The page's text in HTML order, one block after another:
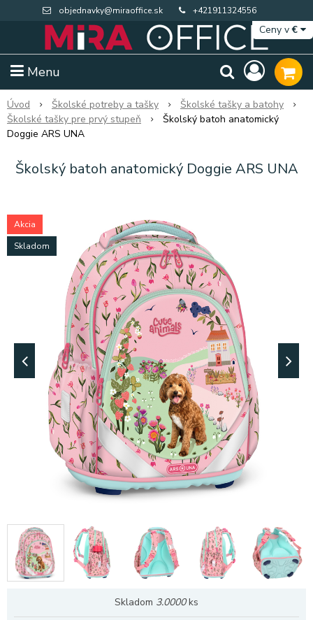
objednavky@miraoffice.sk +421911324556
Menu
Ceny v€
Extra výpredaj zásob Výpredaj BTS
Úvod Školské potreby a tašky
Školské tašky a batohy
Školské tašky pre prvý stupeň
Školský batoh anatomický
Doggie ARS UNA
Školský batoh anatomický Doggie ARS UNA
Akcia
Skladom
Skladom 3.0000ks